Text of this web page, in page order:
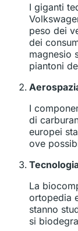
I giganti
peso dei
dei
magnesio
piantoni
I
di
europei
ove
La
ortopedia
stanno
si